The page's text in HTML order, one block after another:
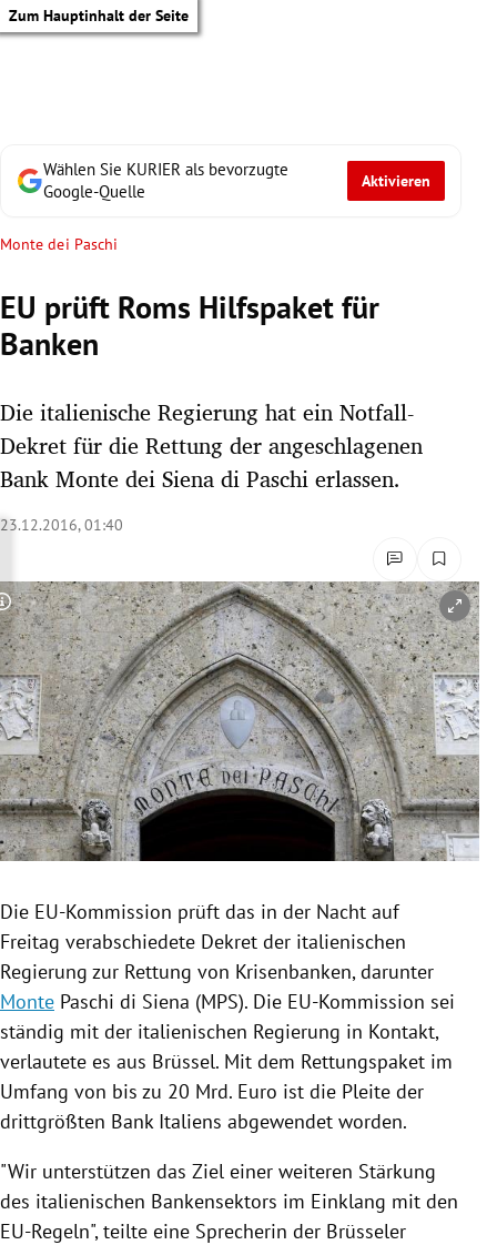
Zum Hauptinhalt der Seite
Untermenü
Untermenü
Untermenü
Untermenü
Untermenü
Untermenü
Untermenü
Untermenü
Wählen Sie KURIER als bevorzugte
Google-Quelle
Aktivieren
Monte dei Paschi
EU prüft Roms Hilfspaket für
Banken
Die italienische Regierung hat ein Notfall-
Dekret für die Rettung der angeschlagenen
Bank Monte dei Siena di Paschi erlassen.
23.12.2016, 01:40
Copyright-Hinweis öffnen/schließen
Die EU-Kommission prüft das in der Nacht auf
Freitag verabschiedete Dekret der italienischen
Regierung zur Rettung von Krisenbanken, darunter
Monte Paschi di Siena (MPS). Die EU-Kommission sei
ständig mit der italienischen Regierung in Kontakt,
verlautete es aus Brüssel. Mit dem Rettungspaket im
Umfang von bis zu 20 Mrd. Euro ist die Pleite der
drittgrößten Bank Italiens abgewendet worden.
"Wir unterstützen das Ziel einer weiteren Stärkung
des italienischen Bankensektors im Einklang mit den
EU-Regeln", teilte eine Sprecherin der Brüsseler